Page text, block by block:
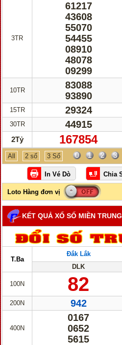
3TR
10TR
15TR
30TR
2Tỷ
61217
43608
55070
54455
08910
48078
09299
83088
93890
29324
44915
167854
All 2 số 3 Số 0 1 2 3
KẾT QUẢ XỔ SỐ MIỀN TRUNG
T.Ba
100N
200N
400N
Đắk Lắk
DLK
82
942
0167
0652
5615